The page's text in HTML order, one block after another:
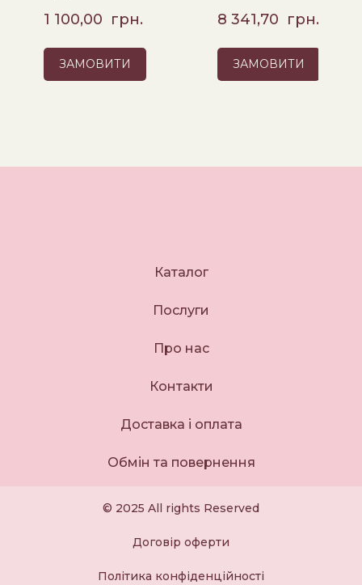
1 100,00  грн.
ЗАМОВИТИ
8 341,70  грн.
ЗАМОВИТИ
Каталог
Послуги
Про нас
Контакти
Доставка і оплата
Обмін та повернення
© 2025 All rights Reserved
Договір оферти
Політика конфіденційності